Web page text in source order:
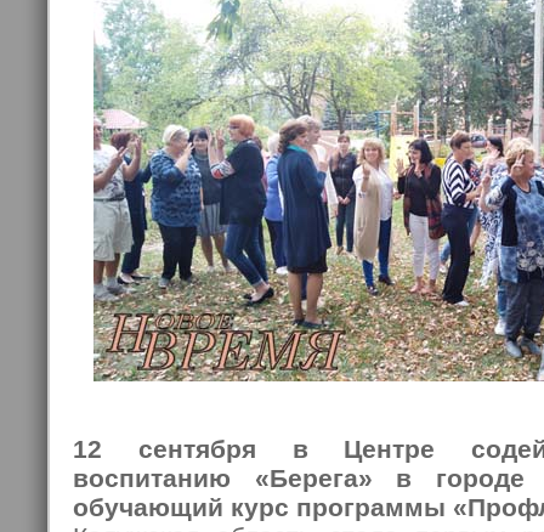
12 сентября в Центре
воспитанию «Берега» в городе
обучающий курс программы